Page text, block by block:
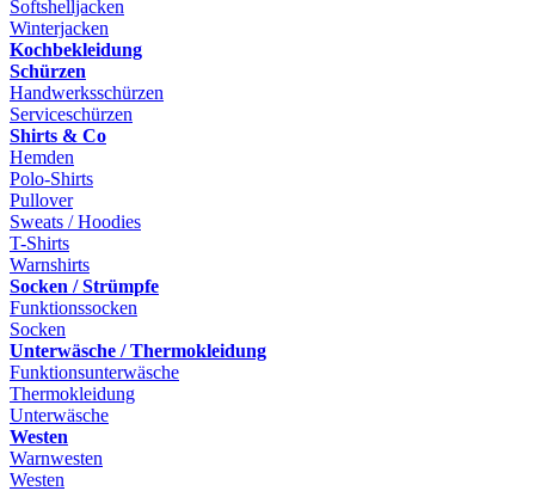
Softshelljacken
Winterjacken
Kochbekleidung
Schürzen
Handwerksschürzen
Serviceschürzen
Shirts & Co
Hemden
Polo-Shirts
Pullover
Sweats / Hoodies
T-Shirts
Warnshirts
Socken / Strümpfe
Funktionssocken
Socken
Unterwäsche / Thermokleidung
Funktionsunterwäsche
Thermokleidung
Unterwäsche
Westen
Warnwesten
Westen